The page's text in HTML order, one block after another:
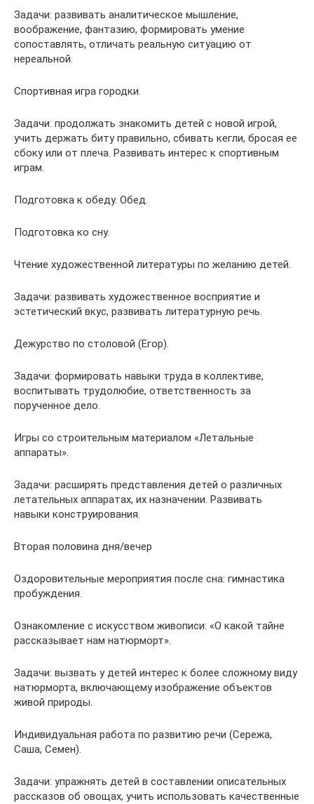
Задачи: развивать аналитическое мышление,
воображение, фантазию, формировать умение
сопоставлять, отличать реальную ситуацию от
нереальной.
Спортивная игра городки.
Задачи: продолжать знакомить детей с новой игрой,
учить держать биту правильно, сбивать кегли, бросая ее
сбоку или от плеча. Развивать интерес к спортивным
играм.
Подготовка к обеду. Обед.
Подготовка ко сну.
Чтение художественной литературы по желанию детей.
Задачи: развивать художественное восприятие и
эстетический вкус, развивать литературную речь.
Дежурство по столовой (Егор).
Задачи: формировать навыки труда в коллективе,
воспитывать трудолюбие, ответственность за
порученное дело.
Игры со строительным материалом «Летальные
аппараты».
Задачи: расширять представления детей о различных
летательных аппаратах, их назначении. Развивать
навыки конструирования.
Вторая половина дня/вечер
Оздоровительные мероприятия после сна: гимнастика
пробуждения.
Ознакомление с искусством живописи: «О какой тайне
рассказывает нам натюрморт».
Задачи: вызвать у детей интерес к более сложному виду
натюрморта, включающему изображение объектов
живой природы.
Индивидуальная работа по развитию речи (Сережа,
Саша, Семен).
Задачи: упражнять детей в составлении описательных
рассказов об овощах, учить использовать качественные